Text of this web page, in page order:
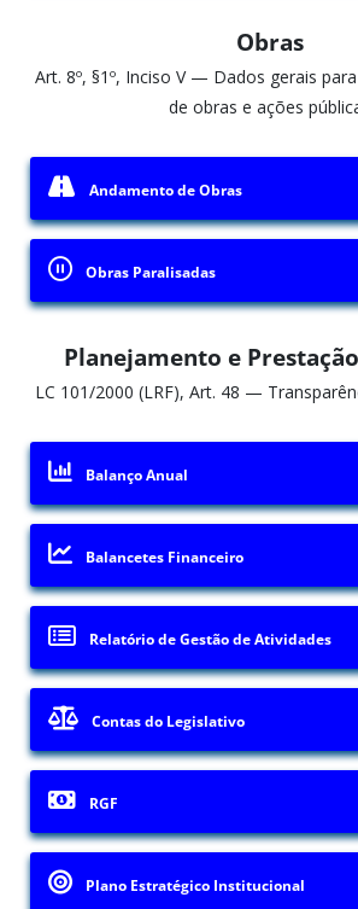
Obras
Art. 8º, §1º, Inciso V — Dados gerais
de obras e ações
Andamento de Obras
Obras Paralisadas
Planejamento e
LC 101/2000 (LRF), Art. 48 —
Balanço Anual
Balancetes Financeiro
Relatório de Gestão de Atividades
Contas do Legislativo
RGF
Plano Estratégico Institucional